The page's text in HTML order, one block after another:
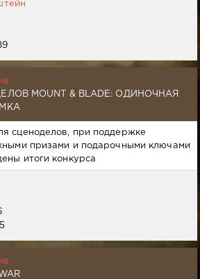
MOUNT & BLADE: ОДИНОЧНАЯ
сценоделов, при поддержке
призами и подарочными ключами
итоги конкурса